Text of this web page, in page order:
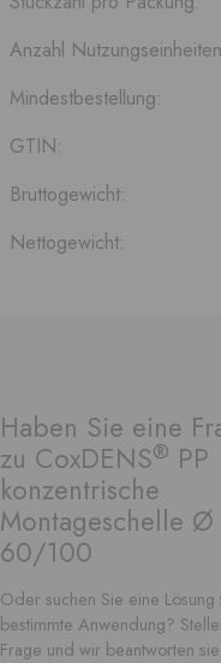
Anzahl
Mindestbestellung:
GTIN:
Bruttogewicht:
Nettogewicht:
Haben Sie eine
zu CoxDENS® PP
konzentrische
Montageschelle Ø
60/100
Oder suchen Sie eine Lösung
bestimmte Anwendung?
Frage und wir beantworten